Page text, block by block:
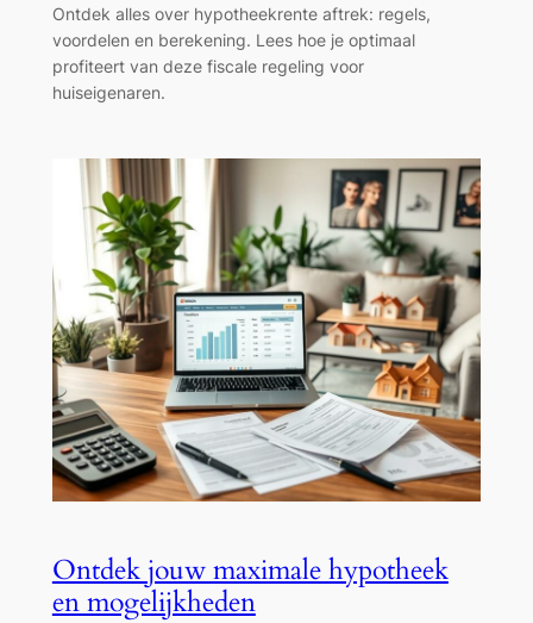
Ontdek alles over hypotheekrente aftrek: regels,
voordelen en berekening. Lees hoe je optimaal
profiteert van deze fiscale regeling voor
huiseigenaren.
Ontdek jouw maximale hypotheek
en mogelijkheden